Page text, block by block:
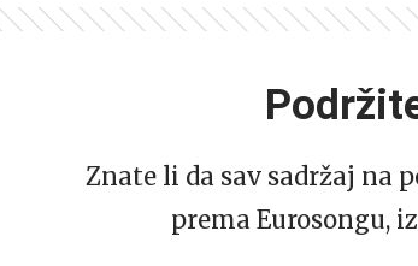
Znate li da sav sadržaj na
prema Eurosongu,